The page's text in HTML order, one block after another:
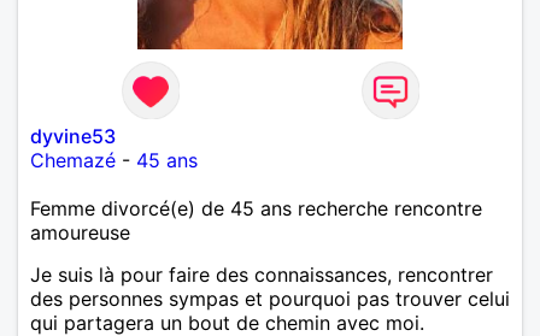
dyvine53
Chemazé - 45 ans
Femme divorcé(e) de 45 ans recherche rencontre
amoureuse
Je suis là pour faire des connaissances, rencontrer
des personnes sympas et pourquoi pas trouver celui
qui partagera un bout de chemin avec moi.